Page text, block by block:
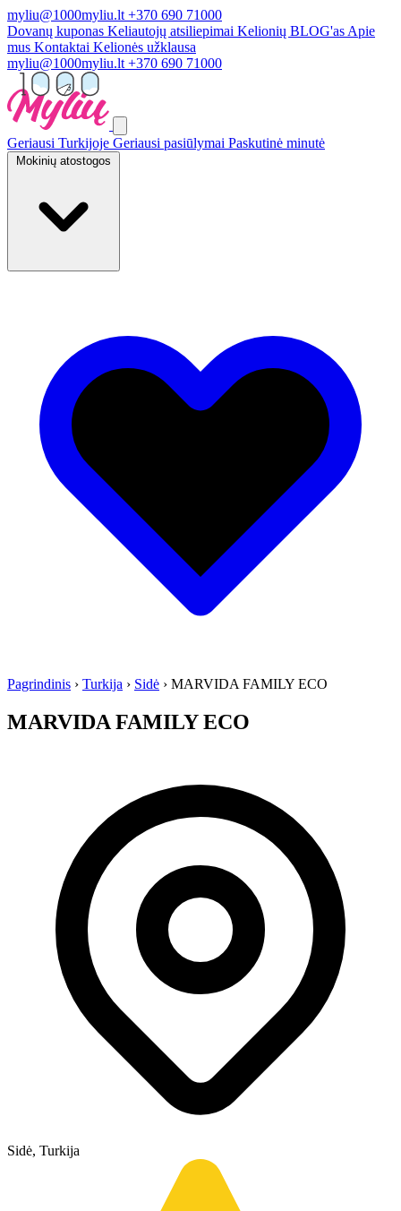
myliu@1000myliu.lt +370 690 71000
Dovanų kuponas Keliautojų atsiliepimai Kelionių BLOG'as Apie
mus Kontaktai Kelionės užklausa
myliu@1000myliu.lt +370 690 71000
Geriausi Turkijoje Geriausi pasiūlymai Paskutinė minutė
Mokinių atostogos
Pagrindinis › Turkija › Sidė › MARVIDA FAMILY ECO
MARVIDA FAMILY ECO
Sidė, Turkija